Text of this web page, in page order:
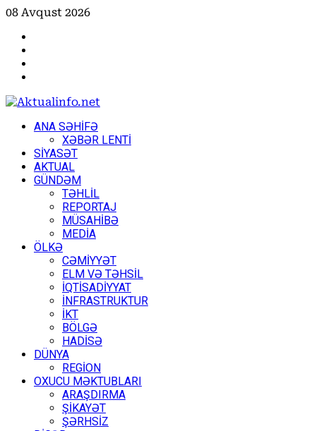
Skip
content
08 Avqust 2026
PrimaryANA SƏHİFƏ
XƏBƏR LENTİ
SİYASƏT
AKTUAL
GÜNDƏM
TƏHLİL
REPORTAJ
MÜSAHİBƏ
MEDİA
ÖLKƏ
CƏMİYYƏT
ELM VƏ TƏHSİL
İQTİSADİYYAT
İNFRASTRUKTUR
İKT
BÖLGƏ
HADİSƏ
DÜNYA
REGİON
OXUCU MƏKTUBLARI
ARAŞDIRMA
ŞİKAYƏT
ŞƏRHSİZ